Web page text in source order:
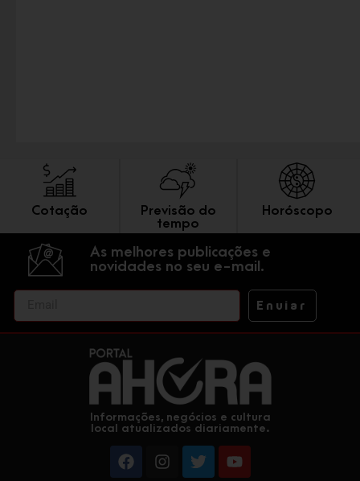
Cotação
Previsão do
tempo
Horóscopo
As melhores publicações e
novidades no seu e-mail.
Enviar
Informações, negócios e cultura
local atualizados diariamente.